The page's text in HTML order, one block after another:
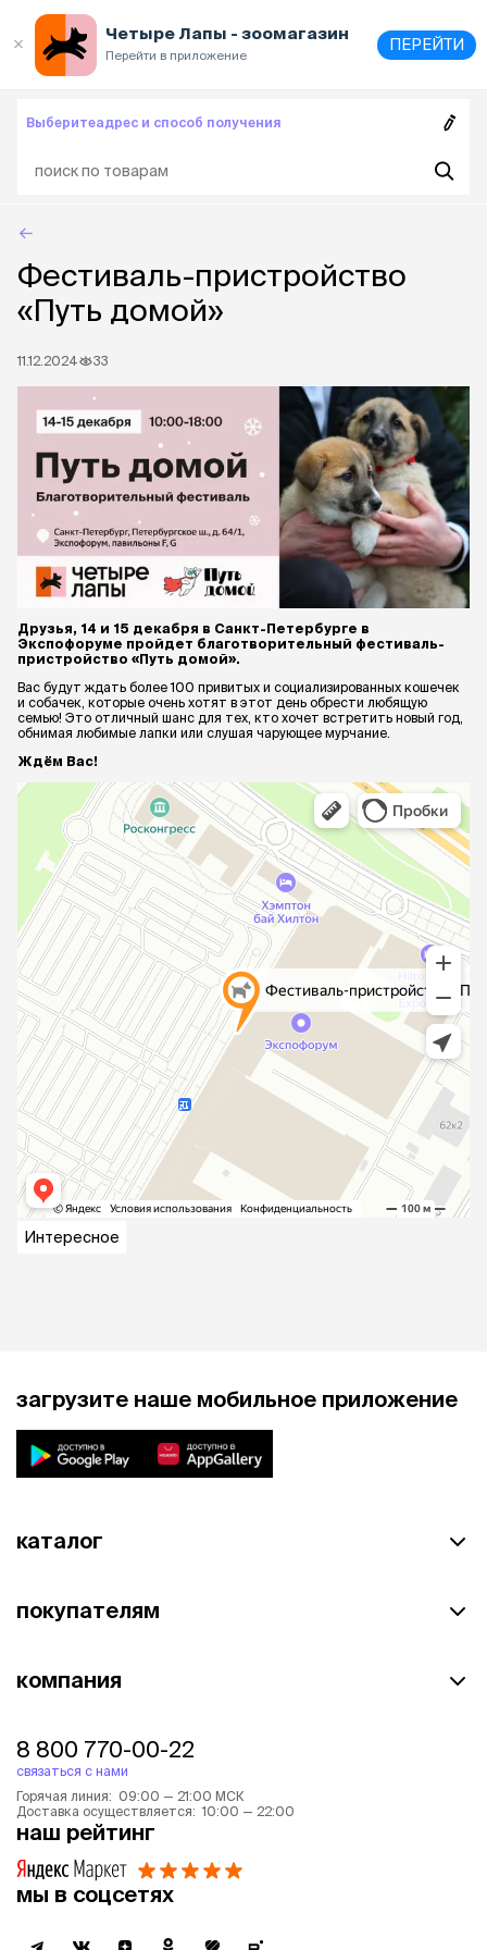
Четыре Лапы - зоомагазин
Перейти в приложение
ПЕРЕЙТИ
Выберитеадрес и способ получения
Фестиваль-пристройство
«Путь домой»
11.12.2024 33
Друзья, 14 и 15 декабря в Санкт-Петербурге в
Экспофоруме пройдет благотворительный фестиваль-
пристройство «Путь домой».
Вас будут ждать более 100 привитых и социализированных кошечек
и собачек, которые очень хотят в этот день обрести любящую
семью! Это отличный шанс для тех, кто хочет встретить новый год,
обнимая любимые лапки или слушая чарующее мурчание.
Ждём Вас!
Интересное
загрузите наше мобильное приложение
каталог
покупателям
компания
8 800 770-00-22
связаться с нами
Горячая линия: 09:00 — 21:00 МСК
Доставка осуществляется: 10:00 — 22:00
наш рейтинг
мы в соцсетях